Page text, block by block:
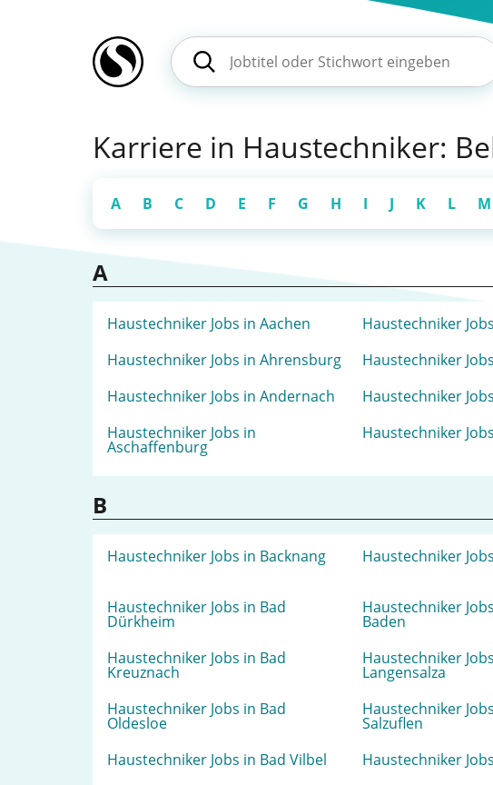
Karriere in Haustechniker:
A B C D E F G H I J K L M
A
Haustechniker Jobs in Aachen Haustechniker
Haustechniker Jobs in Ahrensburg
Haustechniker
Haustechniker Jobs in Andernach
Haustechniker
Haustechniker Jobs in
Aschaffenburg
Haustechniker
B
Haustechniker Jobs in Backnang Haustechniker
Haustechniker Jobs in Bad
Dürkheim
Haustechniker
Baden
Haustechniker Jobs in Bad
Kreuznach
Haustechniker
Langensalza
Haustechniker Jobs in Bad
Oldesloe
Haustechniker
Salzuflen
Haustechniker Jobs in Bad Vilbel Haustechniker